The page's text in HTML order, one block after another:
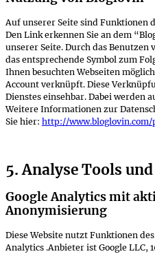
Auf unserer Seite sind Funktionen
Den Link erkennen Sie an dem
unserer Seite. Durch das Benutzen
das entsprechende Symbol zum
Ihnen besuchten Webseiten
Account verknüpft. Diese
Dienstes einsehbar. Dabei werden
Weitere Informationen zur
Sie hier: http://www.bloglovin.com/
5. Analyse Tools
Google Analytics mit
Anonymisierung
Diese Website nutzt Funktionen
Analytics .Anbieter ist Google LLC,